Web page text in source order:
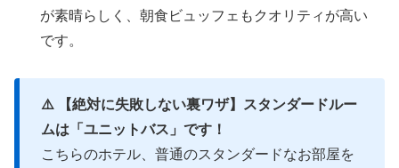
が素晴らしく、朝食ビュッフェもクオリティが高い
です。
⚠️ 【絶対に失敗しない裏ワザ】スタンダードルー
ムは「ユニットバス」です！
こちらのホテル、普通のスタンダードなお部屋を